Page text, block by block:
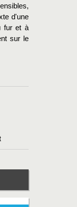
d'une
fur et à
sur le